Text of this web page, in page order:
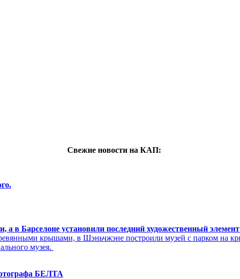
Свежие новости на КАП:
а в Барселоне установили последний художественный
крышами, в Шэньчжэне построили музей с парком на
музея.
БЕЛТА